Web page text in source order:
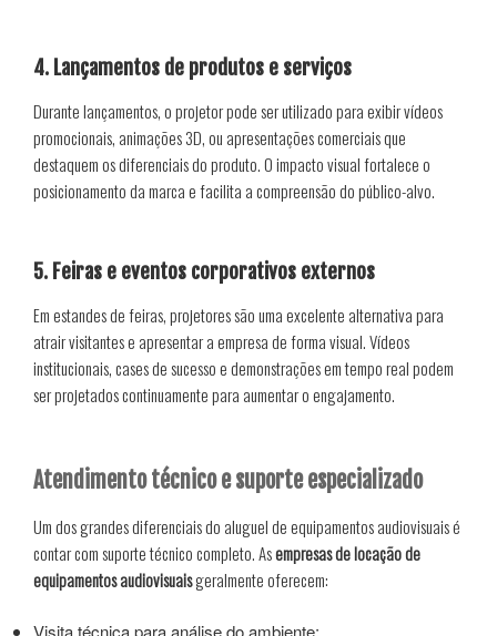
4. Lançamentos de produtos e serviços
Durante lançamentos, o projetor pode ser utilizado para exibir vídeos
promocionais, animações 3D, ou apresentações comerciais que
destaquem os diferenciais do produto. O impacto visual fortalece o
posicionamento da marca e facilita a compreensão do público-alvo.
5. Feiras e eventos corporativos externos
Em estandes de feiras, projetores são uma excelente alternativa para
atrair visitantes e apresentar a empresa de forma visual. Vídeos
institucionais, cases de sucesso e demonstrações em tempo real podem
ser projetados continuamente para aumentar o engajamento.
Atendimento técnico e suporte especializado
Um dos grandes diferenciais do aluguel de equipamentos audiovisuais é
contar com suporte técnico completo. Asempresas de locação de
equipamentos audiovisuaisgeralmente oferecem:
Visita técnica para análise do ambiente;